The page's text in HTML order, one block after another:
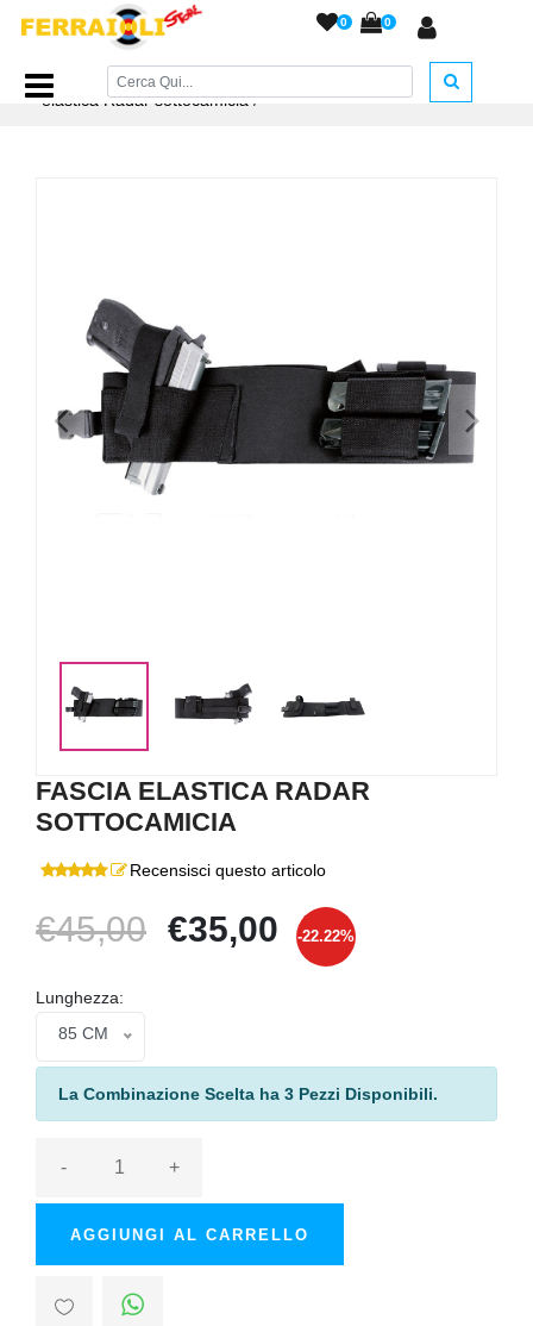
0 0
Home Page/ACCESSORI ARMERIA/Fondine/Fascia
elastica Radar sottocamicia/
< >
FASCIA ELASTICA RADAR
SOTTOCAMICIA
Recensisci questo articolo
€45,00 €35,00 -22.22%
Lunghezza:
85 CM
La Combinazione Scelta ha 3 Pezzi Disponibili.
- +
AGGIUNGI AL CARRELLO